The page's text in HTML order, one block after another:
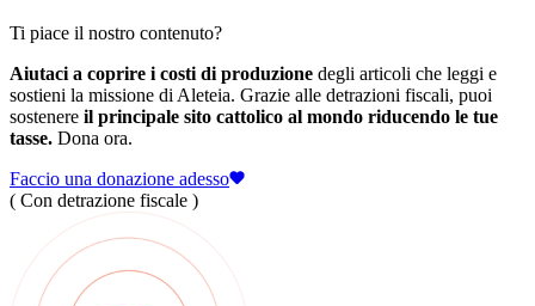
Ti piace il nostro contenuto?
Aiutaci a coprire i costi di produzione degli articoli che leggi e
sostieni la missione di Aleteia. Grazie alle detrazioni fiscali, puoi
sostenere il principale sito cattolico al mondo riducendo le tue
tasse. Dona ora.
Faccio una donazione adesso
( Con detrazione fiscale )